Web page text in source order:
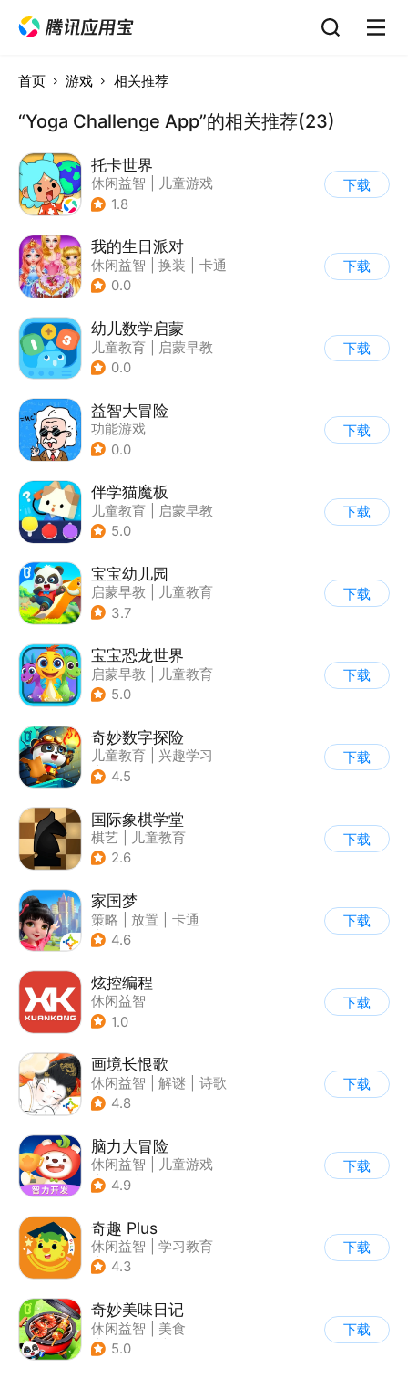
首页 游戏 相关推荐
“Yoga Challenge App”的相关推荐(23)
托卡世界
休闲益智
儿童游戏
1.8
下载
我的生日派对
休闲益智 换装
卡通
0.0
下载
幼儿数学启蒙
儿童教育
启蒙早教
0.0
下载
益智大冒险
功能游戏
0.0
下载
伴学猫魔板
儿童教育
启蒙早教
5.0
下载
宝宝幼儿园
启蒙早教
儿童教育
3.7
下载
宝宝恐龙世界
启蒙早教
儿童教育
5.0
下载
奇妙数字探险
儿童教育
兴趣学习
| 儿童益智游戏
4.5
下载
国际象棋学堂
棋艺
儿童教育
2.6
下载
家国梦
策略 放置
卡通
| 腾讯
4.6
下载
炫控编程
休闲益智
1.0
下载
画境长恨歌
休闲益智 解谜
诗歌
| 古风
4.8
下载
脑力大冒险
休闲益智
儿童游戏
| 卡通
4.9
下载
奇趣 Plus
休闲益智
学习教育
| 儿童游戏
4.3
下载
奇妙美味日记
休闲益智
美食
| 宝宝巴士
5.0
下载